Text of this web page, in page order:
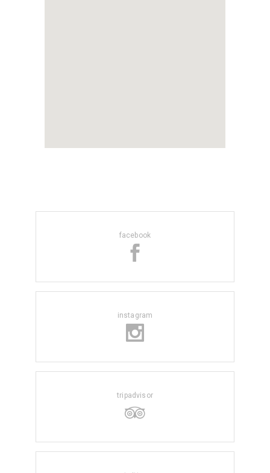
facebook
instagram
tripadvisor